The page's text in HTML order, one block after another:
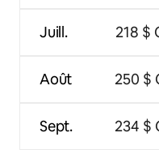
Juill.
Août
Sept.
218 $
250 $
234 $